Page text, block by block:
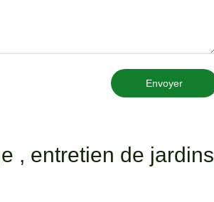
Envoyer
, entretien de jardins